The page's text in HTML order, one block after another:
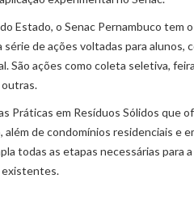
Estado, o Senac Pernambuco tem
de ações voltadas para alunos,
São ações como coleta seletiva,
outras.
Práticas em Resíduos Sólidos que
de condomínios residenciais e
todas as etapas necessárias para
existentes.